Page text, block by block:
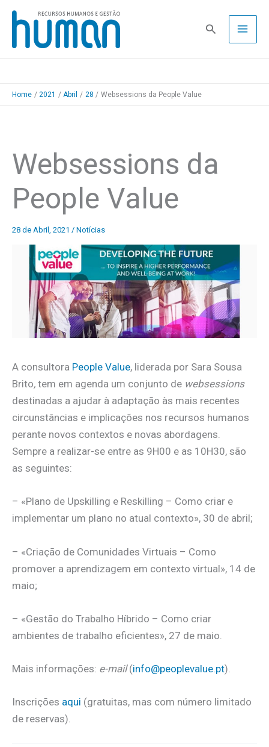
Skip
content
Pesquisa
Home 2021 Abril 28 Websessions da People Value
Websessions da
People Value
28 de Abril, 2021 / Notícias
A consultora People Value, liderada por Sara Sousa
Brito, tem em agenda um conjunto de websessions
destinadas a ajudar à adaptação às mais recentes
circunstâncias e implicações nos recursos humanos
perante novos contextos e novas abordagens.
Sempre a realizar-se entre as 9H00 e as 10H30, são
as seguintes:
– «Plano de Upskilling e Reskilling – Como criar e
implementar um plano no atual contexto», 30 de abril;
– «Criação de Comunidades Virtuais – Como
promover a aprendizagem em contexto virtual», 14 de
maio;
– «Gestão do Trabalho Híbrido – Como criar
ambientes de trabalho eficientes», 27 de maio.
Mais informações: e-mail(info@peoplevalue.pt).
Inscrições aqui (gratuitas, mas com número limitado
de reservas).